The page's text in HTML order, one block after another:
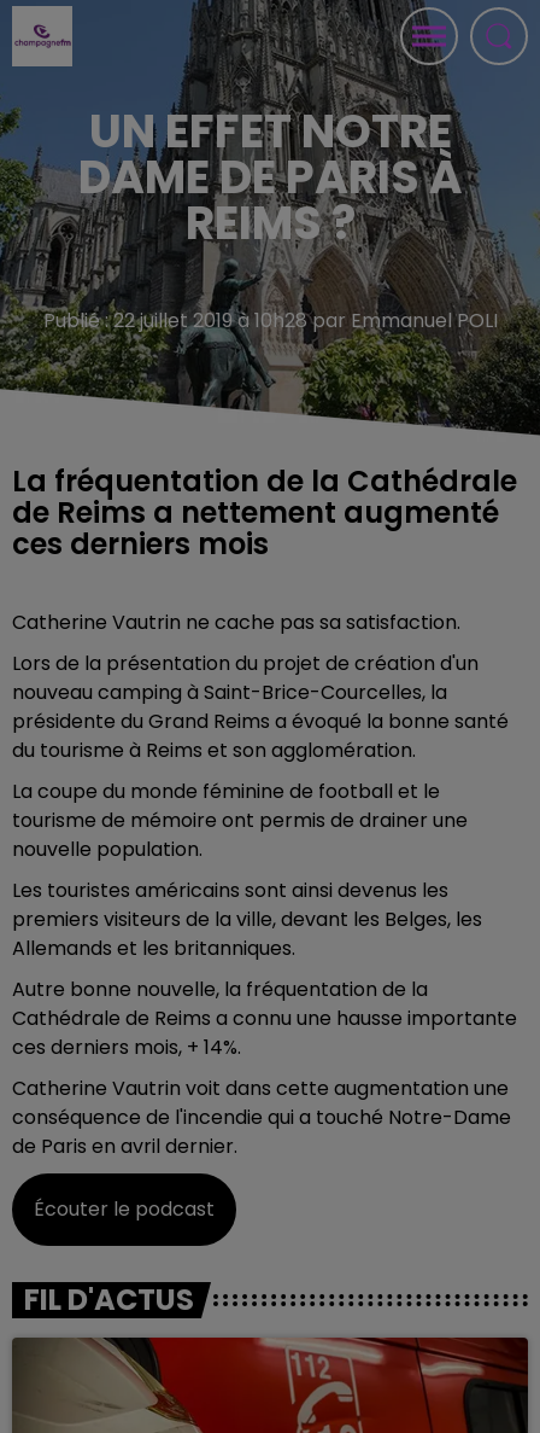
UN EFFET NOTRE
DAME DE PARIS À
REIMS ?
Publié : 22 juillet 2019 à 10h28 par Emmanuel POLI
La fréquentation de la Cathédrale
de Reims a nettement augmenté
ces derniers mois
Catherine Vautrin ne cache pas sa satisfaction.
Lors de la présentation du projet de création d'un
nouveau camping à Saint-Brice-Courcelles, la
présidente du Grand Reims a évoqué la bonne santé
du tourisme à Reims et son agglomération.
La coupe du monde féminine de football et le
tourisme de mémoire ont permis de drainer une
nouvelle population.
Les touristes américains sont ainsi devenus les
premiers visiteurs de la ville, devant les Belges, les
Allemands et les britanniques.
Autre bonne nouvelle, la fréquentation de la
Cathédrale de Reims a connu une hausse importante
ces derniers mois, + 14%.
Catherine Vautrin voit dans cette augmentation une
conséquence de l'incendie qui a touché Notre-Dame
de Paris en avril dernier.
Écouter le podcast
FIL D'ACTUS